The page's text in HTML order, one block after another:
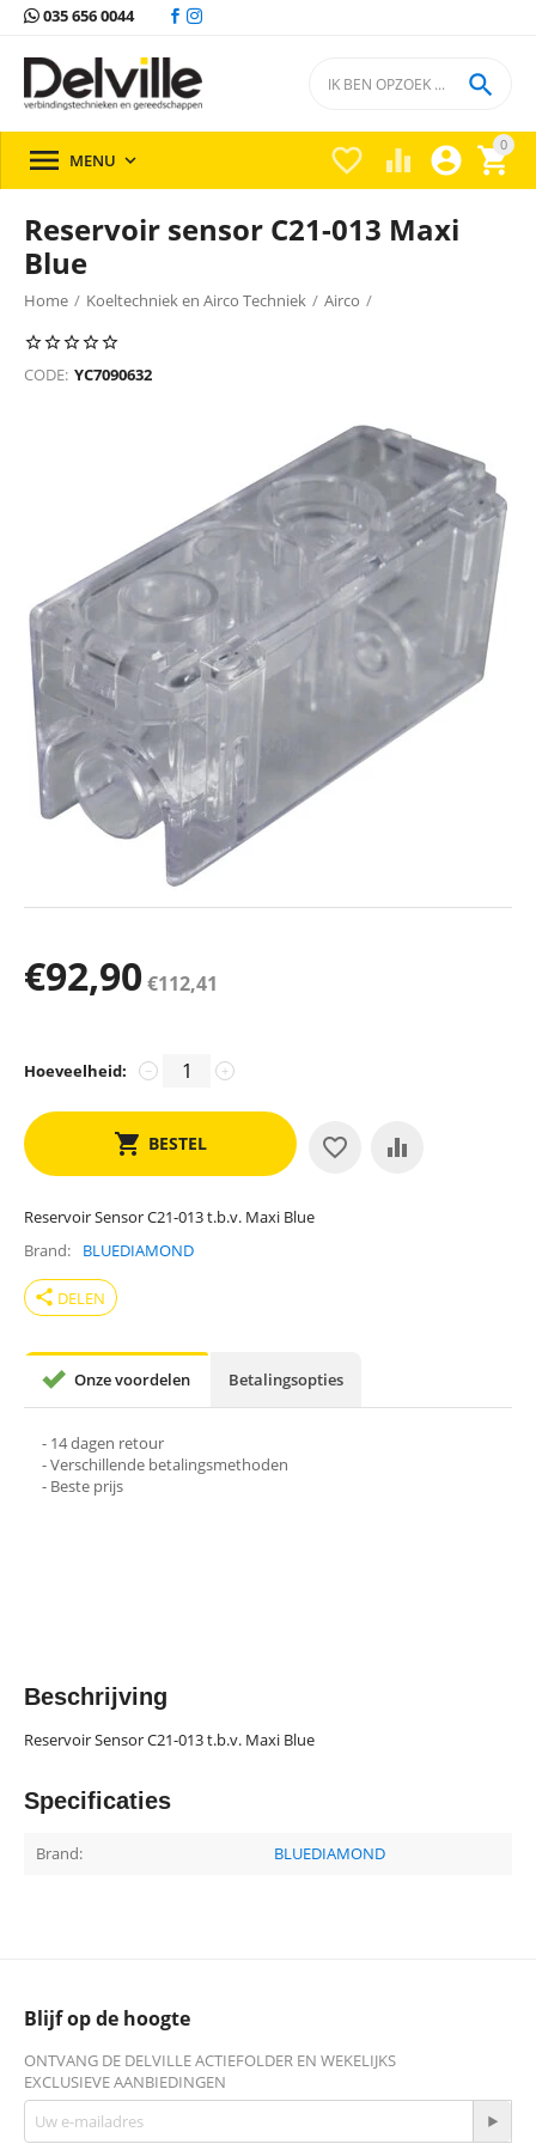
035 656 0044
0


 

 MENU 
Reservoir sensor C21-013 Maxi
Blue
Home / Koeltechniek en Airco Techniek / Airco /
Condensafvoerpomp
Condenswaterpomp Bluediamond
CODE: YC7090632
€92,90€112,41
Hoeveelheid: +
−
BESTEL
Reservoir Sensor C21-013 t.b.v. Maxi Blue
Brand
BLUEDIAMOND
share DELEN
Onze voordelen Betalingsopties
- 14 dagen retour
- Verschillende betalingsmethoden
- Beste prijs
Beschrijving
Reservoir Sensor C21-013 t.b.v. Maxi Blue
Specificaties
Brand: BLUEDIAMOND
Blijf op de hoogte
ONTVANG DE DELVILLE ACTIEFOLDER EN WEKELIJKS
EXCLUSIEVE AANBIEDINGEN